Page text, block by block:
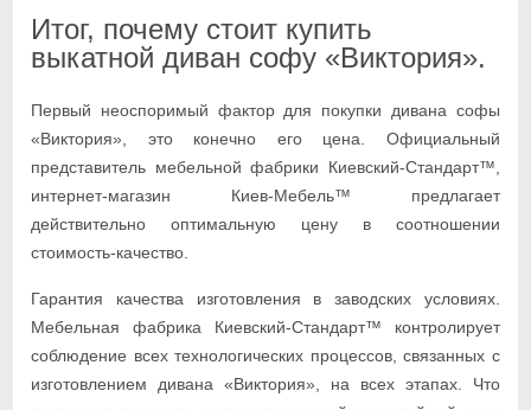
Итог, почему стоит купить
выкатной диван софу «Виктория».
Первый неоспоримый фактор для покупки дивана софы
«Виктория», это конечно его цена. Официальный
представитель мебельной фабрики Киевский-Стандарт™,
интернет-магазин Киев-Мебель™ предлагает
действительно оптимальную цену в соотношении
стоимость-качество.
Гарантия качества изготовления в заводских условиях.
Мебельная фабрика Киевский-Стандарт™ контролирует
соблюдение всех технологических процессов, связанных с
изготовлением дивана «Виктория», на всех этапах. Что